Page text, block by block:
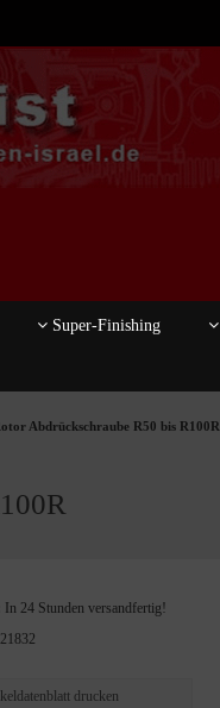
Super-Finishing
Abdrückschraube R50 bis R100R
In 24 Stunden versandfertig!
drucken